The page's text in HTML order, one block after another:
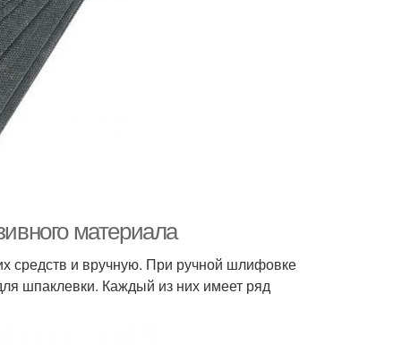
материала
средств и вручную. При ручной шлифовке
шпаклевки. Каждый из них имеет ряд